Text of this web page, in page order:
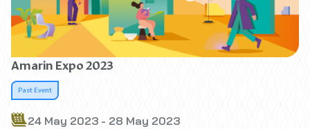
Amarin Expo 2023
Past Event
24 May 2023 - 28 May 2023